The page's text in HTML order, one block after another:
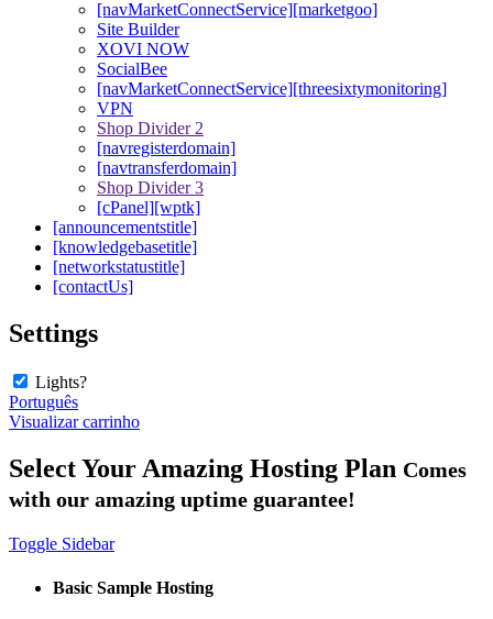
[navMarketConnectService][marketgoo]
Site Builder
XOVI NOW
SocialBee
[navMarketConnectService][threesixtymonitoring]
VPN
Shop Divider 2
[navregisterdomain]
[navtransferdomain]
Shop Divider 3
[cPanel][wptk]
[announcementstitle]
[knowledgebasetitle]
[networkstatustitle]
[contactUs]
Settings
Lights?
Português
Visualizar carrinho
Select Your Amazing Hosting Plan Comes
with our amazing uptime guarantee!
Toggle Sidebar
Basic Sample Hosting